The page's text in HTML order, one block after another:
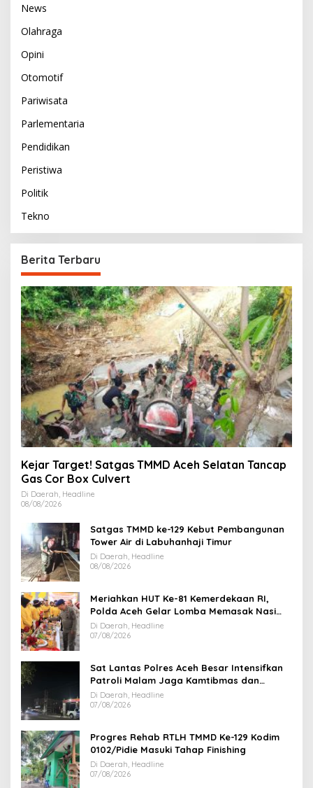
News
Olahraga
Opini
Otomotif
Pariwisata
Parlementaria
Pendidikan
Peristiwa
Politik
Tekno
Berita Terbaru
Kejar Target! Satgas TMMD Aceh Selatan Tancap
Gas Cor Box Culvert
Di Daerah, Headline
08/08/2026
Satgas TMMD ke-129 Kebut Pembangunan
Tower Air di Labuhanhaji Timur
Di Daerah, Headline
08/08/2026
Meriahkan HUT Ke-81 Kemerdekaan RI,
Polda Aceh Gelar Lomba Memasak Nasi
Goreng dan Aneka Minuman
Di Daerah, Headline
07/08/2026
Sat Lantas Polres Aceh Besar Intensifkan
Patroli Malam Jaga Kamtibmas dan
Kelancaran Lalu Lintas
Di Daerah, Headline
07/08/2026
Progres Rehab RTLH TMMD Ke-129 Kodim
0102/Pidie Masuki Tahap Finishing
Di Daerah, Headline
07/08/2026